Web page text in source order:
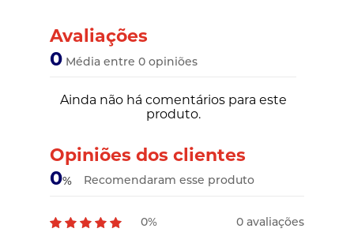
Avaliações
0 Média entre 0 opiniões
Ainda não há comentários para este
produto.
Opiniões dos clientes
0% Recomendaram esse produto
0% 0 avaliações